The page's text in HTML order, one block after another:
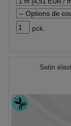
pck.
Satin